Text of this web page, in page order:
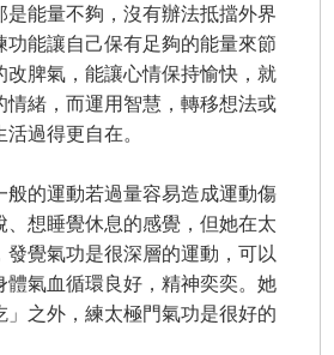
是能量不夠，沒有辦法抵擋外界
功能讓自己保有足夠的能量來節
改脾氣，能讓心情保持愉快，就
情緒，而運用智慧，轉移想法或
過得更自在。
的運動若過量容易造成運動傷
、想睡覺休息的感覺，但她在太
發覺氣功是很深層的運動，可以
體氣血循環良好，精神奕奕。她
」之外，練太極門氣功是很好的